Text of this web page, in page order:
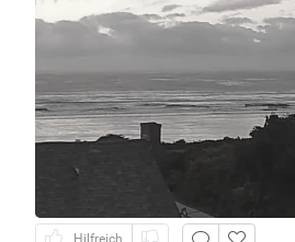
Hilfreich